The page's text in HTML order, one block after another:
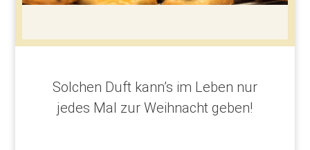
Solchen Duft kann’s im Leben nur
jedes Mal zur Weihnacht geben!